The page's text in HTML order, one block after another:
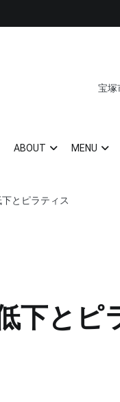
宝塚
ABOUT MENU
とピラティス
下とピ